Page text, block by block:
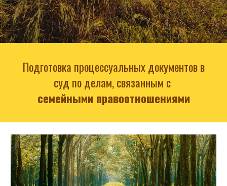
Подготовка процессуальных документов в
суд по делам, связанным с
семейными правоотношениями